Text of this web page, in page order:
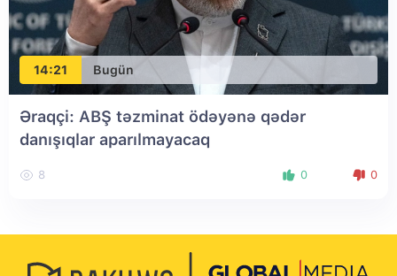
14:21 Bugün
Əraqçi: ABŞ təzminat ödəyənə qədər
danışıqlar aparılmayacaq
8 0 0